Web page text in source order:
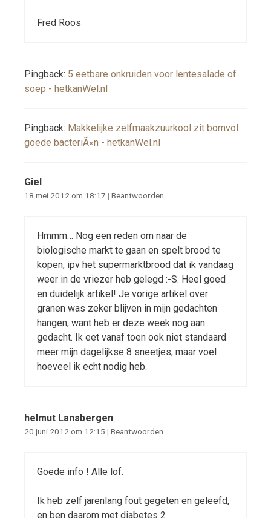
Fred Roos
Pingback: 5 eetbare onkruiden voor lentesalade of
soep - hetkanWel.nl
Pingback: Makkelijke zelfmaakzuurkool zit bomvol
goede bacteriÃ«n - hetkanWel.nl
Giel
18 mei 2012 om 18:17 | Beantwoorden
Hmmm… Nog een reden om naar de
biologische markt te gaan en spelt brood te
kopen, ipv het supermarktbrood dat ik vandaag
weer in de vriezer heb gelegd :-S. Heel goed
en duidelijk artikel! Je vorige artikel over
granen was zeker blijven in mijn gedachten
hangen, want heb er deze week nog aan
gedacht. Ik eet vanaf toen ook niet standaard
meer mijn dagelijkse 8 sneetjes, maar voel
hoeveel ik echt nodig heb.
helmut Lansbergen
20 juni 2012 om 12:15 | Beantwoorden
Goede info ! Alle lof.
Ik heb zelf jarenlang fout gegeten en geleefd,
en ben daarom met diabetes 2